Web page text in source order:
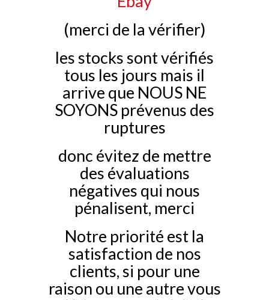
(merci de la vérifier)
les stocks sont vérifiés
tous les jours mais il
arrive que NOUS NE
SOYONS prévenus des
ruptures
donc évitez de mettre
des évaluations
négatives qui nous
pénalisent, merci
Notre priorité est la
satisfaction de nos
clients, si pour une
raison ou une autre vous